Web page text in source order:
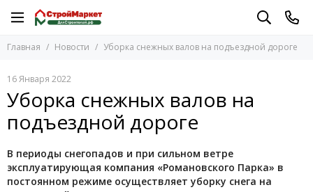
Главная Новости Уборка снежных валов на подъездной дороге
16 Января 2022
Уборка снежных валов на
подъездной дороге
В периоды снегопадов и при сильном ветре
эксплуатирующая компания «Романовского Парка» в
постоянном режиме осуществляет уборку снега на